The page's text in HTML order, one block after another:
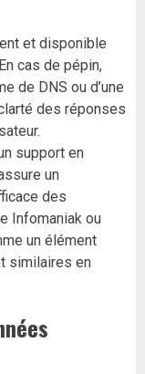
et disponible
cas de pépin,
de DNS ou d’une
des réponses
support en
un
des
Infomaniak ou
un élément
similaires en